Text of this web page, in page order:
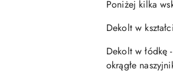
Poniżej kilka
Dekolt w
Dekolt w łódkę
okrągłe